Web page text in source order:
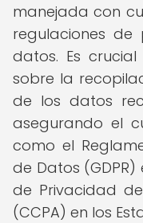
manejada con
regulaciones
datos. Es
sobre la
de los datos
asegurando el
como el
de Datos
de Privacidad
(CCPA) en los